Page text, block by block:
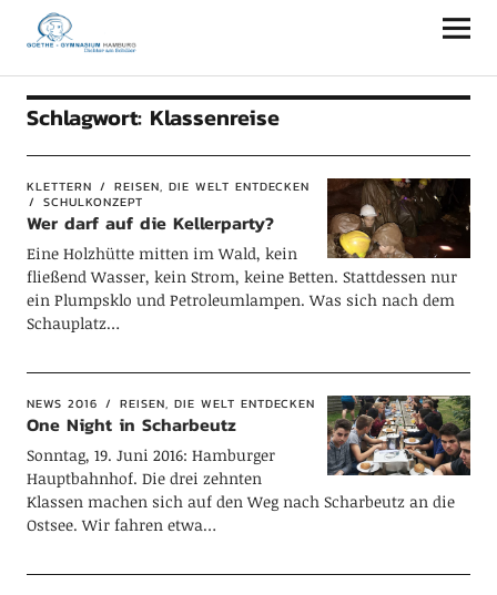
Goethe-Gymnasium Hamburg
Schlagwort: Klassenreise
KLETTERN
REISEN, DIE WELT ENTDECKEN
SCHULKONZEPT
Wer darf auf die Kellerparty?
Eine Holzhütte mitten im Wald, kein
fließend Wasser, kein Strom, keine Betten. Stattdessen nur
ein Plumpsklo und Petroleumlampen. Was sich nach dem
Schauplatz…
NEWS 2016 REISEN, DIE WELT ENTDECKEN
One Night in Scharbeutz
Sonntag, 19. Juni 2016: Hamburger
Hauptbahnhof. Die drei zehnten
Klassen machen sich auf den Weg nach Scharbeutz an die
Ostsee. Wir fahren etwa…